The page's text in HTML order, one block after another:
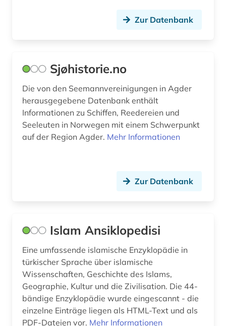
bürger (1)
bürgerkrieg (1)
bürgerrechtsbewegung (1)
chinaforschung (1)
chinesisch (2)
christentum (5)
christian christensen (1)
Zur Datenbank
Sjøhistorie.no
Die von den Seemannvereinigungen in Agder
herausgegebene Datenbank enthält
Informationen zu Schiffen, Reedereien und
Seeleuten in Norwegen mit einem Schwerpunkt
auf der Region Agder. Mehr Informationen
Zur Datenbank
Islam Ansiklopedisi
Eine umfassende islamische Enzyklopädie in
türkischer Sprache über islamische
Wissenschaften, Geschichte des Islams,
Geographie, Kultur und die Zivilisation. Die 44-
bändige Enzyklopädie wurde eingescannt - die
einzelne Einträge liegen als HTML-Text und als
PDF-Dateien vor. Mehr Informationen